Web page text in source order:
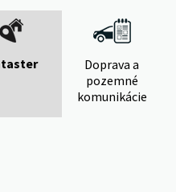
Doprava a
pozemné
komunikácie